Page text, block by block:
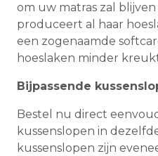
om uw matras zal
produceert al haar
een zogenaamde
hoeslaken minder
Bijpassende
Bestel nu direct
kussenslopen in
kussenslopen zijn